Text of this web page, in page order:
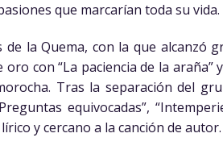
que marcarían toda su vida.
la Quema, con la que alcanzó
con “La paciencia de la
Tras la separación del
equivocadas”,
y cercano a la canción de autor.